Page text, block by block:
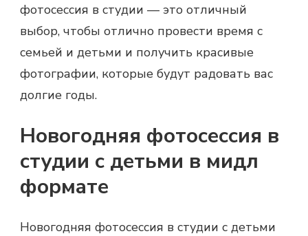
фотосессия в студии — это отличный
выбор, чтобы отлично провести время с
семьей и детьми и получить красивые
фотографии, которые будут радовать вас
долгие годы.
Новогодняя фотосессия в
студии с детьми в мидл
формате
Новогодняя фотосессия в студии с детьми